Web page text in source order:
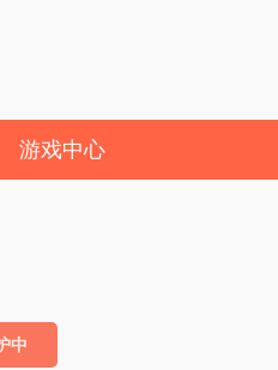
游戏中心
中